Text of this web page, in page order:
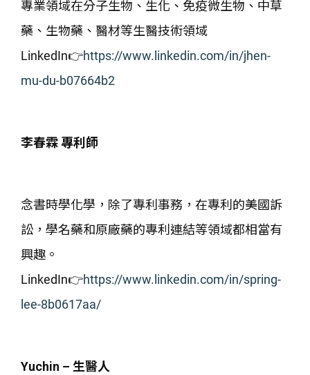
專業領域在分子生物、生化、免疫微生物、中草
藥、生物藥、醫材等生醫技術領域
LinkedIn👉https://www.linkedin.com/in/jhen-
mu-du-b07664b2
李春霖 專利師
念書時學化學，除了專利事務，在專利的美國訴
訟，學名藥和原廠藥的專利連結等領域都相當有
興趣。
LinkedIn👉https://www.linkedin.com/in/spring-
lee-8b0617aa/
Yuchin – 生醫人